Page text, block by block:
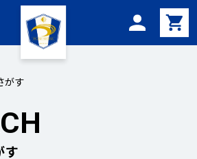
メニュー
がす
す